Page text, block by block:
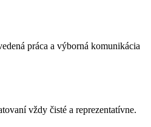
práca a výborná komunikácia
vždy čisté a reprezentatívne.